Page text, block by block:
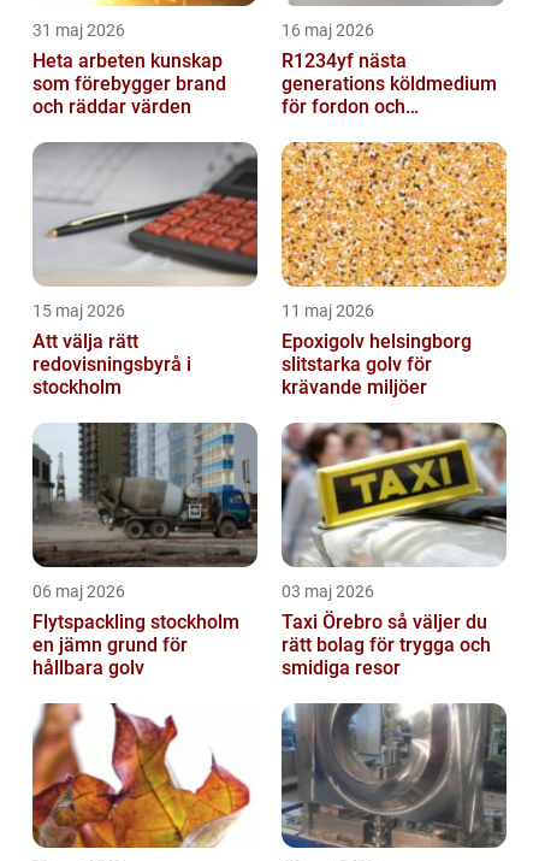
31 maj 2026
Heta arbeten kunskap
som förebygger brand
och räddar värden
16 maj 2026
R1234yf nästa
generations köldmedium
för fordon och
15 maj 2026
Att välja rätt
redovisningsbyrå i
stockholm
11 maj 2026
Epoxigolv helsingborg
slitstarka golv för
krävande miljöer
06 maj 2026
Flytspackling stockholm
en jämn grund för
hållbara golv
03 maj 2026
Taxi Örebro så väljer du
rätt bolag för trygga och
smidiga resor